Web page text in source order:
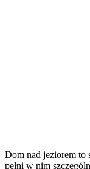
Dom nad jeziorem to
pełni w nim